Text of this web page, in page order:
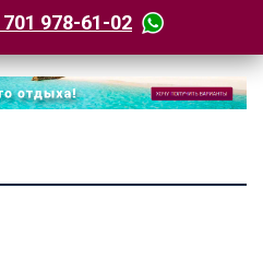
701 978-61-02